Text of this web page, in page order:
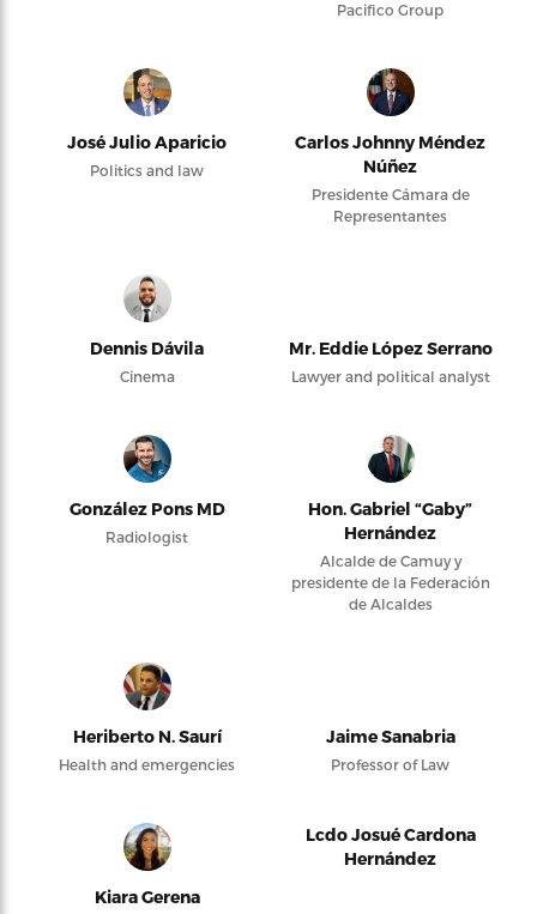
Pacifico Group
José Julio Aparicio
Politics and law
Carlos Johnny Méndez
Núñez
Presidente Cámara de
Representantes
Dennis Dávila
Cinema
Mr. Eddie López Serrano
Lawyer and political analyst
González Pons MD
Radiologist
Hon. Gabriel “Gaby”
Hernández
Alcalde de Camuy y
presidente de la Federación
de Alcaldes
Heriberto N. Saurí
Health and emergencies
Jaime Sanabria
Professor of Law
Kiara Gerena
Lcdo Josué Cardona
Hernández